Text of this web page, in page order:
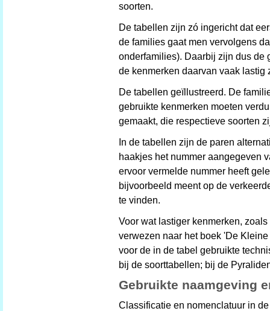
soorten.
De tabellen zijn zó ingericht dat
de families gaat men vervolgens
onderfamilies). Daarbij zijn dus de
de kenmerken daarvan vaak lastig
De tabellen geïllustreerd. De
gebruikte kenmerken moeten
gemaakt, die respectieve soorten
In de tabellen zijn de paren
haakjes het nummer aangegeven
ervoor vermelde nummer heeft
bijvoorbeeld meent op de
te vinden.
Voor wat lastiger kenmerken,
verwezen naar het boek 'De
voor de in de tabel gebruikte
bij de soorttabellen; bij de
Gebruikte naamgeving
Classificatie en nomenclatuur in